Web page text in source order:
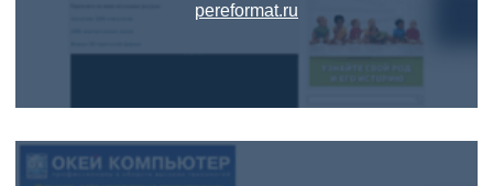
pereformat.ru